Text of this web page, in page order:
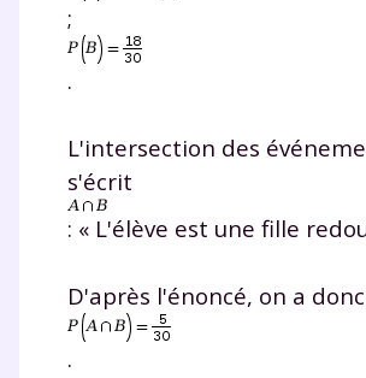
;
.
L'intersection des
s'écrit
: « L'élève est une fille
D'après l'énoncé, on a
.